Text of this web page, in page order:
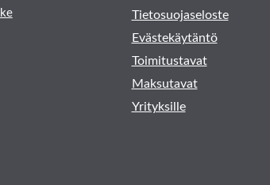
Tietosuojaseloste
Evästekäytäntö
Toimitustavat
Maksutavat
Yrityksille